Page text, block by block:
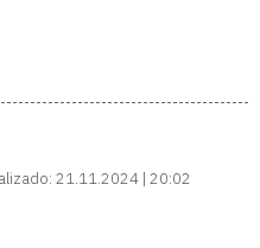
21.11.2024 | 20:02